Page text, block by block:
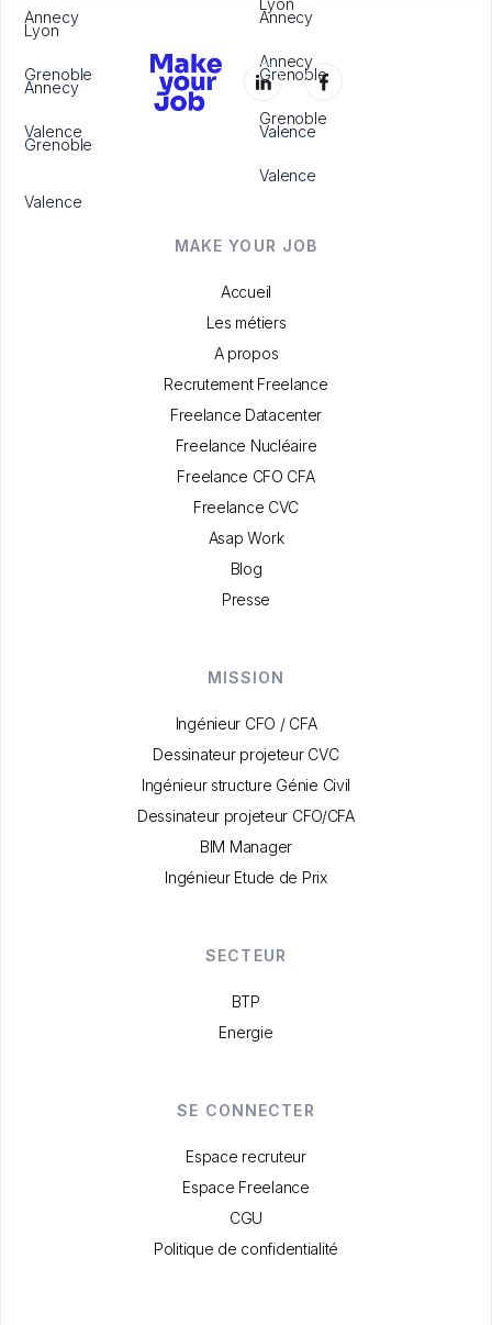
Annecy
Grenoble
Valence
Annecy
Grenoble
Valence
Lyon
Annecy
Grenoble
Valence
Lyon
Annecy
Grenoble
Valence
MAKE YOUR JOB
Accueil
Les métiers
A propos
Recrutement Freelance
Freelance Datacenter
Freelance Nucléaire
Freelance CFO CFA
Freelance CVC
Asap Work
Blog
Presse
MISSION
Ingénieur CFO / CFA
Dessinateur projeteur CVC
Ingénieur structure Génie Civil
Dessinateur projeteur CFO/CFA
BIM Manager
Ingénieur Etude de Prix
SECTEUR
BTP
Energie
SE CONNECTER
Espace recruteur
Espace Freelance
CGU
Politique de confidentialité